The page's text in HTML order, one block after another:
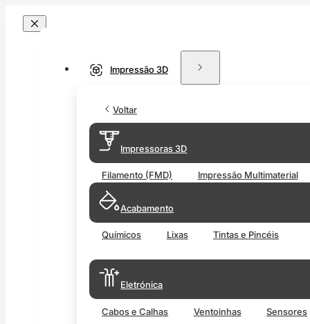
Impressão 3D
Voltar
Impressoras 3D
Filamento (FMD) Impressão Multimaterial
Acabamento
Químicos Lixas Tintas e Pincéis
Eletrónica
Cabos e Calhas Ventoinhas Sensores